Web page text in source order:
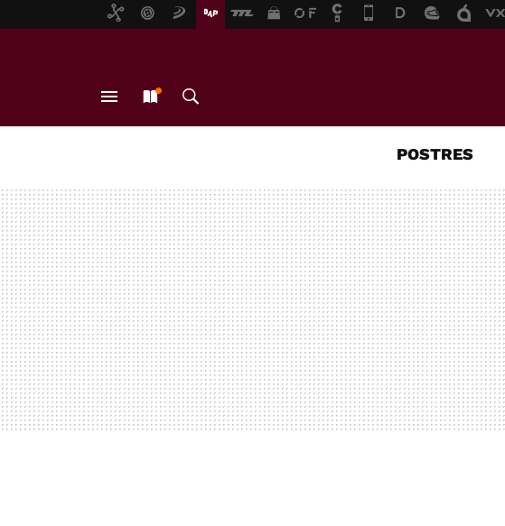
POSTRES